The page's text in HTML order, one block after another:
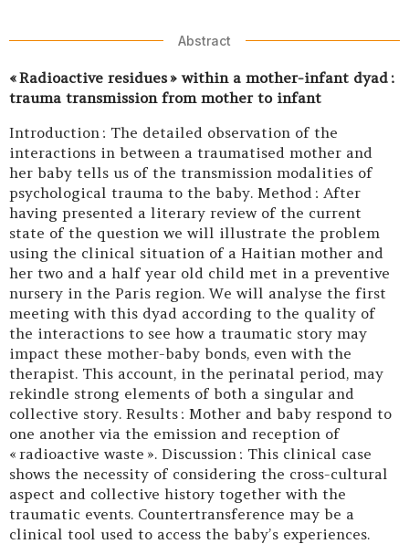
Abstract
« Radioactive residues » within a mother-infant dyad :
trauma transmission from mother to infant
Introduction : The detailed observation of the
interactions in between a traumatised mother and
her baby tells us of the transmission modalities of
psychological trauma to the baby. Method : After
having presented a literary review of the current
state of the question we will illustrate the problem
using the clinical situation of a Haitian mother and
her two and a half year old child met in a preventive
nursery in the Paris region. We will analyse the first
meeting with this dyad according to the quality of
the interactions to see how a traumatic story may
impact these mother-baby bonds, even with the
therapist. This account, in the perinatal period, may
rekindle strong elements of both a singular and
collective story. Results : Mother and baby respond to
one another via the emission and reception of
« radioactive waste ». Discussion : This clinical case
shows the necessity of considering the cross-cultural
aspect and collective history together with the
traumatic events. Countertransference may be a
clinical tool used to access the baby’s experiences.